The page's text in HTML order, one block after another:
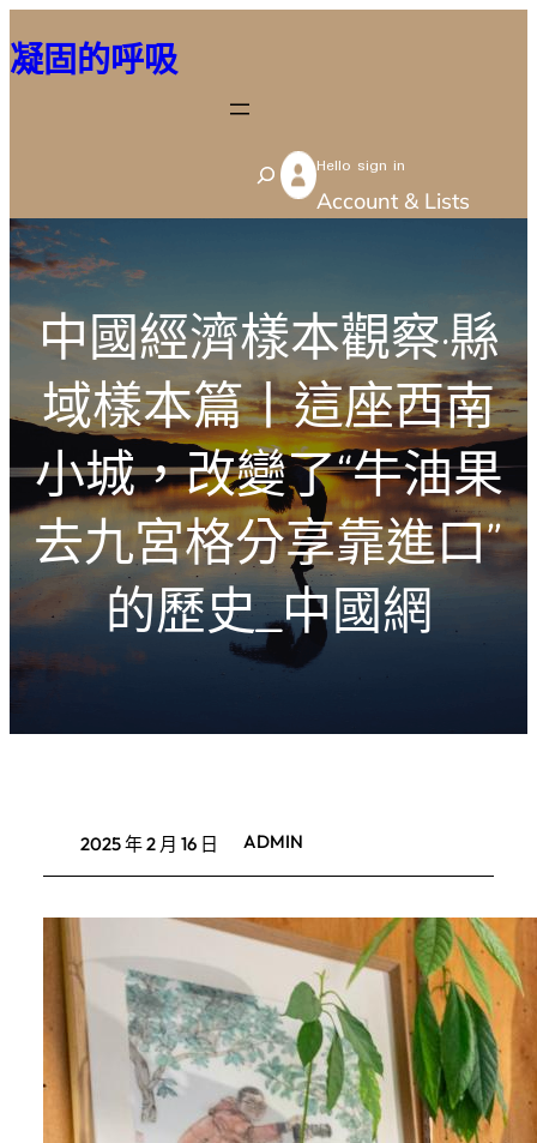
至
容
凝固的呼吸
S
e
c
h
Hello sign in
Account & Lists
中國經濟樣本觀察·縣
域樣本篇丨這座西南
小城，改變了“牛油果
去九宮格分享靠進口”
的歷史_中國網
2025 年 2 月 16 日 ADMIN